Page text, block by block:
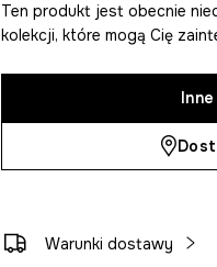
Ten produkt jest obecnie
kolekcji, które mogą Cię
Warunki dostawy